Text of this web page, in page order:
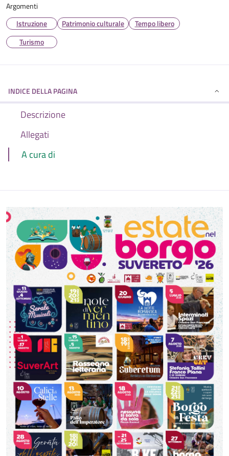
Argomenti
Istruzione
Patrimonio culturale
Tempo libero
Turismo
INDICE DELLA PAGINA
Descrizione
Allegati
A cura di